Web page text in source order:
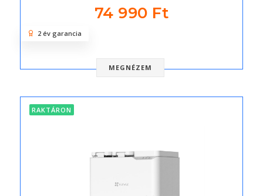
74 990 Ft
MEGNÉZEM
2 év garancia
RAKTÁRON